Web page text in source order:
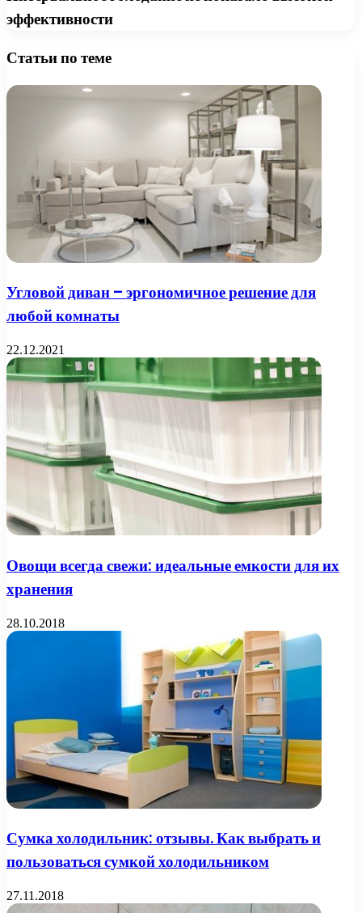
эффективности
Статьи по теме
Угловой диван – эргономичное решение для
любой комнаты
22.12.2021
Овощи всегда свежи: идеальные емкости для их
хранения
28.10.2018
Сумка холодильник: отзывы. Как выбрать и
пользоваться сумкой холодильником
27.11.2018